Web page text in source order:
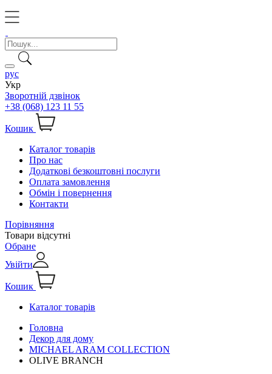
рус
Укр
Зворотній дзвінок
+38 (068) 123 11 55
Кошик
Каталог товарів
Про нас
Додаткові безкоштовні послуги
Оплата замовлення
Обмін і повернення
Контакти
Порівняння
Товари відсутні
Обране
Увійти
Кошик
Каталог товарів
Головна
Декор для дому
MICHAEL ARAM COLLECTION
OLIVE BRANCH